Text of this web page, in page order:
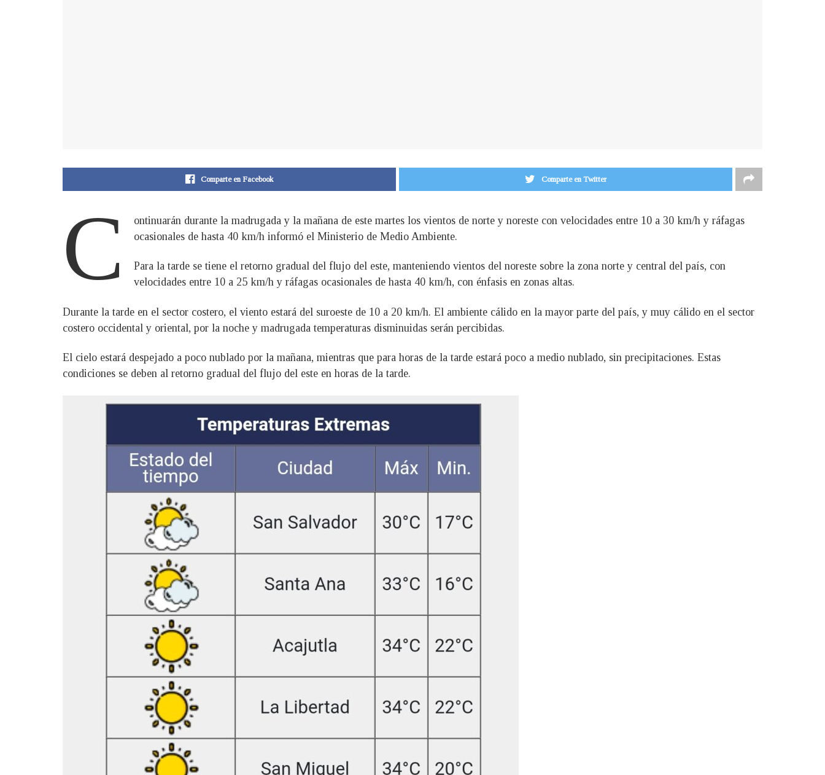
Comparte en Facebook Comparte en Twitter
C
ontinuarán durante la madrugada y la mañana de este martes los vientos de norte y noreste con velocidades entre 10 a 30 km/h y ráfagas
ocasionales de hasta 40 km/h informó el Ministerio de Medio Ambiente.
Para la tarde se tiene el retorno gradual del flujo del este, manteniendo vientos del noreste sobre la zona norte y central del país, con
velocidades entre 10 a 25 km/h y ráfagas ocasionales de hasta 40 km/h, con énfasis en zonas altas.
Durante la tarde en el sector costero, el viento estará del suroeste de 10 a 20 km/h. El ambiente cálido en la mayor parte del país, y muy cálido en el sector
costero occidental y oriental, por la noche y madrugada temperaturas disminuidas serán percibidas.
El cielo estará despejado a poco nublado por la mañana, mientras que para horas de la tarde estará poco a medio nublado, sin precipitaciones. Estas
condiciones se deben al retorno gradual del flujo del este en horas de la tarde.